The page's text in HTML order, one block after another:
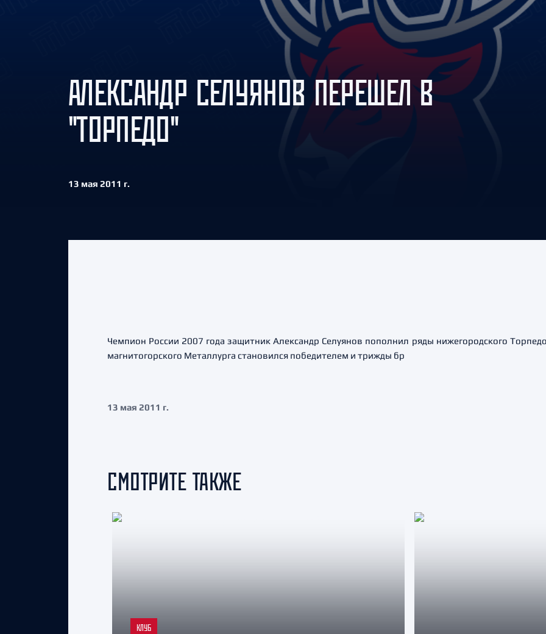
Амур
Барыс
Салават Юлаев
Сибирь
АЛЕКСАНДР СЕЛУЯНОВ ПЕРЕШЕЛ В
"ТОРПЕДО"
13 мая 2011 г.
Чемпион России 2007 года защитник Александр Селуянов пополнил ряды нижегородского
магнитогорского Металлурга становился победителем и трижды бр
13 мая 2011 г.
СМОТРИТЕ ТАКЖЕ
КЛУБ